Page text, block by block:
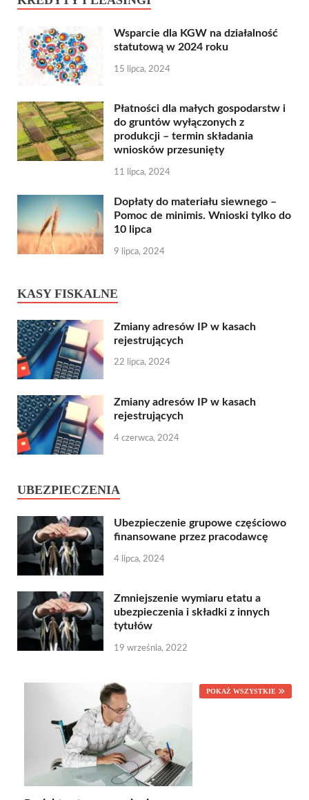
Wsparcie dla KGW na działalność
statutową w 2024 roku
15 lipca, 2024
Płatności dla małych gospodarstw i
do gruntów wyłączonych z
produkcji – termin składania
wniosków przesunięty
11 lipca, 2024
Dopłaty do materiału siewnego –
Pomoc de minimis. Wnioski tylko do
10 lipca
9 lipca, 2024
KASY FISKALNE
Zmiany adresów IP w kasach
rejestrujących
22 lipca, 2024
Zmiany adresów IP w kasach
rejestrujących
4 czerwca, 2024
UBEZPIECZENIA
Ubezpieczenie grupowe częściowo
finansowane przez pracodawcę
4 lipca, 2024
Zmniejszenie wymiaru etatu a
ubezpieczenia i składki z innych
tytułów
19 września, 2022
POKAŻ WSZYSTKIE